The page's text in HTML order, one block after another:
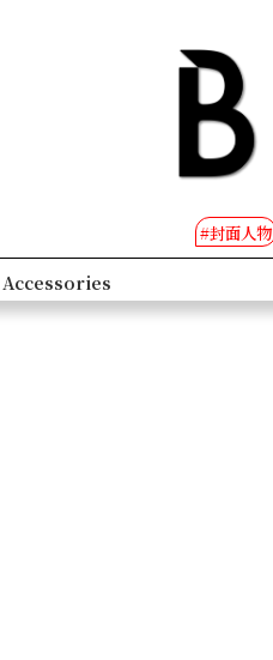
#封面人物
Accessories